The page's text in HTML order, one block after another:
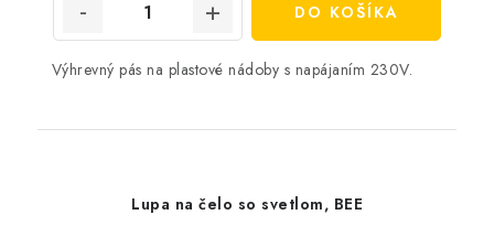
DO KOŠÍKA
Výhrevný pás na plastové nádoby s napájaním 230V.
Lupa na čelo so svetlom, BEE